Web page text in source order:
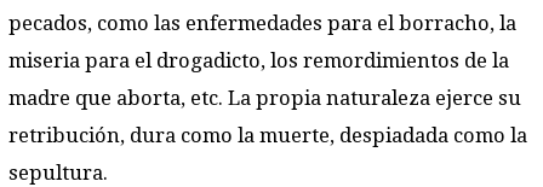
pecados, como las enfermedades para el borracho, la
miseria para el drogadicto, los remordimientos de la
madre que aborta, etc. La propia naturaleza ejerce su
retribución, dura como la muerte, despiadada como la
sepultura.